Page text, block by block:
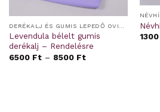
Levendula bélelt gumis
derékalj – Rendelésre
6500 Ft– 8500 Ft
1300